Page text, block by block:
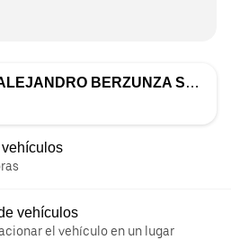
BERZUNZA SEGURA
vehículos
el vehículo en un lugar